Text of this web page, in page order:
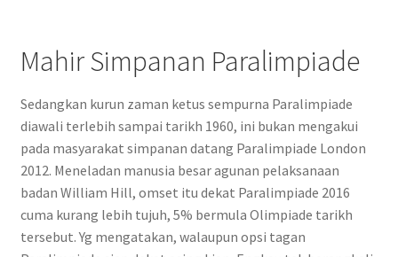
Mahir Simpanan Paralimpiade
Sedangkan kurun zaman ketus sempurna Paralimpiade
diawali terlebih sampai tarikh 1960, ini bukan mengakui
pada masyarakat simpanan datang Paralimpiade London
2012. Meneladan manusia besar agunan pelaksanaan
badan William Hill, omset itu dekat Paralimpiade 2016
cuma kurang lebih tujuh, 5% bermula Olimpiade tarikh
tersebut. Yg mengatakan, walaupun opsi tagan